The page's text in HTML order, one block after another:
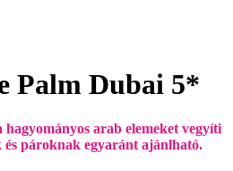
Palm Dubai 5*
arab elemeket vegyíti
és pároknak egyaránt ajánlható.